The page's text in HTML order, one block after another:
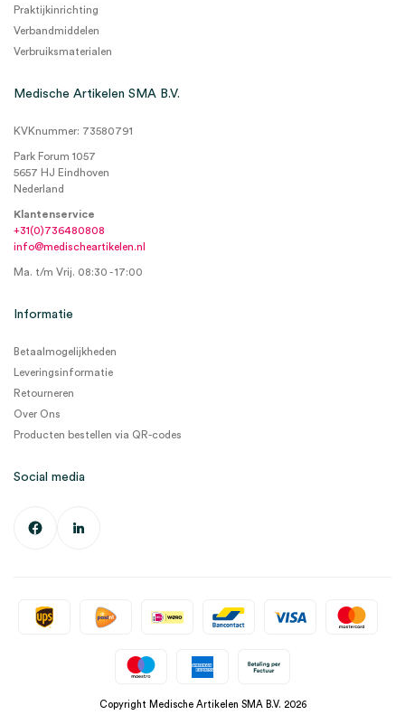
Praktijkinrichting
Verbandmiddelen
Verbruiksmaterialen
Medische Artikelen SMA B.V.
KVKnummer: 73580791
Park Forum 1057
5657 HJ Eindhoven
Nederland
Klantenservice
+31(0)736480808
info@medischeartikelen.nl
Ma. t/m Vrij. 08:30 - 17:00
Informatie
Betaalmogelijkheden
Leveringsinformatie
Retourneren
Over Ons
Producten bestellen via QR-codes
Social media
Copyright Medische Artikelen SMA B.V. 2026